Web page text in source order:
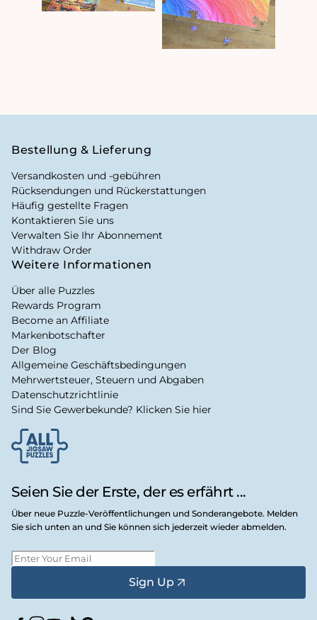
Seien Sie der Erste, der es erfährt ...
Über neue Puzzle-Veröffentlichungen und Sonderangebote. Melden
Sie sich unten an und Sie können sich jederzeit wieder abmelden.
Sign Up
Bestellung & Lieferung
Versandkosten und -gebühren
Rücksendungen und Rückerstattungen
Häufig gestellte Fragen
Kontaktieren Sie uns
Verwalten Sie Ihr Abonnement
Withdraw Order
Weitere Informationen
Über alle Puzzles
Rewards Program
Become an Affiliate
Markenbotschafter
Der Blog
Allgemeine Geschäftsbedingungen
Mehrwertsteuer, Steuern und Abgaben
Datenschutzrichtlinie
Sind Sie Gewerbekunde? Klicken Sie hier